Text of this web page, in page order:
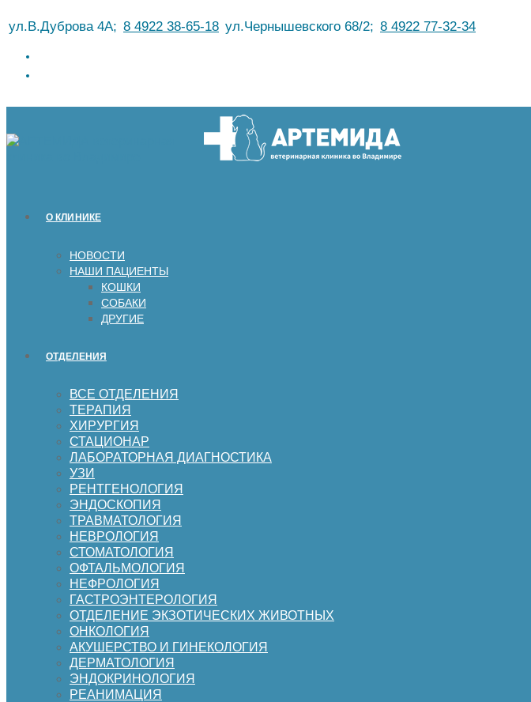
кул.В.Дуброва 4А; 8 4922 38-65-18 ул.Чернышевского 68/2; 8 4922 77-32-34
О КЛИНИКЕ
НОВОСТИ
НАШИ ПАЦИЕНТЫ
КОШКИ
СОБАКИ
ДРУГИЕ
ОТДЕЛЕНИЯ
ВСЕ ОТДЕЛЕНИЯ
ТЕРАПИЯ
ХИРУРГИЯ
СТАЦИОНАР
ЛАБОРАТОРНАЯ ДИАГНОСТИКА
УЗИ
РЕНТГЕНОЛОГИЯ
ЭНДОСКОПИЯ
ТРАВМАТОЛОГИЯ
НЕВРОЛОГИЯ
СТОМАТОЛОГИЯ
ОФТАЛЬМОЛОГИЯ
НЕФРОЛОГИЯ
ГАСТРОЭНТЕРОЛОГИЯ
ОТДЕЛЕНИЕ ЭКЗОТИЧЕСКИХ ЖИВОТНЫХ
ОНКОЛОГИЯ
АКУШЕРСТВО И ГИНЕКОЛОГИЯ
ДЕРМАТОЛОГИЯ
ЭНДОКРИНОЛОГИЯ
РЕАНИМАЦИЯ